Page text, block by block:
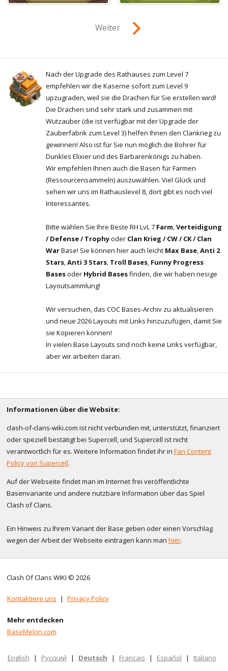
Weiter
Nach der Upgrade des Rathauses zum Level 7
empfehlen wir die Kaserne sofort zum Level 9
upzugraden, weil sie die Drachen für Sie erstellen wird!
Die Drachen sind sehr stark und zusammen mit
Wutzauber (die ist verfügbar mit der Upgrade der
Zauberfabrik zum Level 3) helfen Ihnen den Clankrieg zu
gewinnen! Also ist für Sie nun möglich die Bohrer für
Dunkles Elixier und des Barbarenkönigs zu haben.
Wir empfehlen Ihnen auch die Basen für Farmen
(Ressourcensammeln) auszuwählen. Viel Glück und
sehen wir uns im Rathauslevel 8, dort gibt es noch viel
Interessantes.
Bitte wählen Sie Ihre Beste RH LvL 7 Farm Verteidigung
/ Defense / Trophyoder Clan Krieg / CW / CK / Clan
WarBase! Sie können hier auch leicht Max Base Anti 2
Stars Anti 3 Stars Troll Bases Funny Progress
Basesoder Hybrid Basesfinden, die wir haben riesige
Layoutsammlung!
Wir versuchen, das COC Bases-Archiv zu aktualisieren
und neue 2026 Layouts mit Links hinzuzufügen, damit Sie
sie Kopieren können!
In vielen Base Layouts sind noch keine Links verfügbar,
aber wir arbeiten daran.
Informationen über die Website:
clash-of-clans-wiki.com ist nicht verbunden mit, unterstützt, finanziert
oder speziell bestätigt bei Supercell, und Supercell ist nicht
verantwortlich für es. Weitere Information findet ihr in Fan Content
Policy von Supercell.
Auf der Webseite findet man im Internet frei veröffentlichte
Basenvariante und andere nutzbare Information über das Spiel
Clash of Clans.
Ein Hinweis zu Ihrem Variant der Base geben oder einen Vorschlag
wegen der Arbeit der Webseite eintragen kann man hier.
Clash Of Clans WIKI © 2026
Kontaktiere uns | Privacy Policy
Mehr entdecken
BaseMelon.com
English | Русский | Deutsch | Français | Español | Italiano